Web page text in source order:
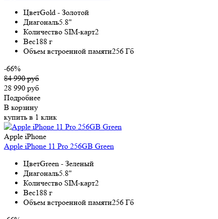
ЦветGold - Золотой
Диагональ5.8"
Количество SIM-карт2
Вес188 г
Объем встроенной памяти256 Гб
-66%
84 990 руб
28 990 руб
Подробнее
В корзину
купить в 1 клик
Apple iPhone
Apple iPhone 11 Pro 256GB Green
ЦветGreen - Зеленый
Диагональ5.8"
Количество SIM-карт2
Вес188 г
Объем встроенной памяти256 Гб